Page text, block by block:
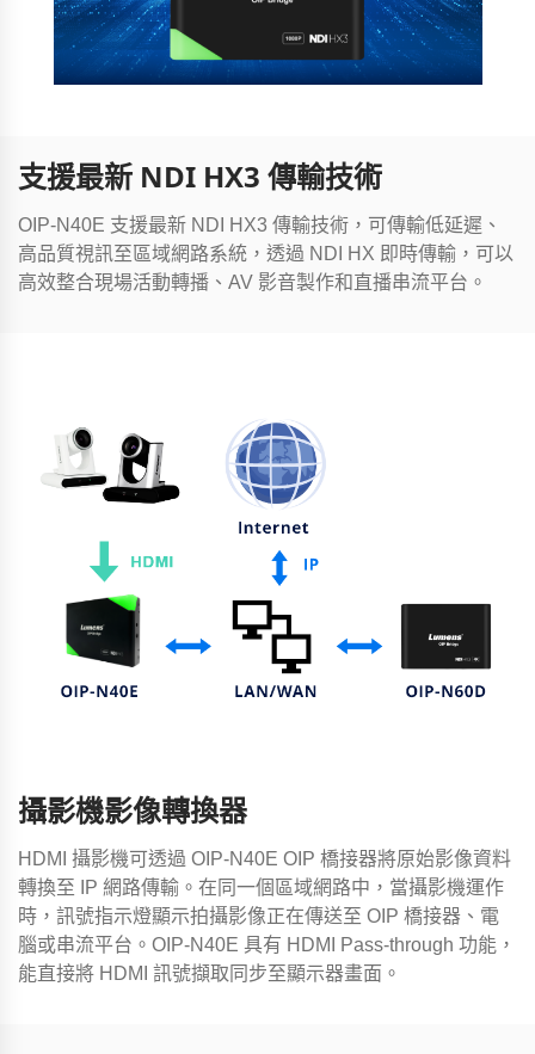
支援最新 NDI HX3 傳輸技術
OIP-N40E 支援最新 NDI HX3 傳輸技術，可傳輸低延遲、
高品質視訊至區域網路系統，透過 NDI HX 即時傳輸，可以
高效整合現場活動轉播、AV 影音製作和直播串流平台。
攝影機影像轉換器
HDMI 攝影機可透過 OIP-N40E OIP 橋接器將原始影像資料
轉換至 IP 網路傳輸。在同一個區域網路中，當攝影機運作
時，訊號指示燈顯示拍攝影像正在傳送至 OIP 橋接器、電
腦或串流平台。OIP-N40E 具有 HDMI Pass-through 功能，
能直接將 HDMI 訊號擷取同步至顯示器畫面。